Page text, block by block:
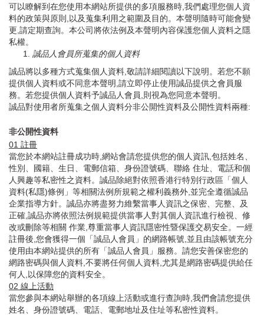
可以瞭解到在您使用本網站所提供的多項服務時,我們處理您個人資
料的政策與原則,以及蒐集利用之範圍及目的。本聲明隨時可能會變
更,請定期查詢。本公司將依法例及本聲明內容保護您個人資料之隱
私權。
誠品人會員所蒐集的個人資料
誠品將以多種方式蒐集個人資料,敬請詳細閱讀以下說明。若您不願
提供個人資料或不同意本聲明,請立即停止使用誠品提供之會員服
務。若您提供個人資料予誠品人會員,則視為您同意本聲明。
誠品對使用者所蒐集之個人資料分非公開性資料及公開性資料兩種:
非公開性資料
01 註冊
當您於本網站註冊成功時,網站會請您提供您的個人資訊,包括姓名、
性別、國籍、生日、電郵信箱、身份證號碼、聯絡 住址、電話和個
人興趣等私密性之資料。誠品除絕對依照香港行特別行政區「個人
資料(私隱)條例」等相關法例所規範之權利義務外,並完全遵循誠品
企業指導方針。誠品亦將盡努力維繫當事人資訊之保密、完整、及
正確,誠品亦將依照法例規範提供當事人對其個人資訊進行檢視、修
改或刪除等相關 作業,尊重當事人資訊隱密性暨保護交易安全。一經
註冊後,您會獲得一個「誠品人會員」的網路帳號,並且由該帳號充分
使用由本網站提供的所有「誠品人會員」服務。請您安善保密您的
網路密碼與個人資料,不要將任何個人資料,尤其是網路密碼提供給任
何人,以保障您的資料安全。
02 線上活動
當您參與本網站舉辦的各項線上活動或進行查詢時,我們會請您提供
姓名、身份證號碼、電話、電郵地址及住址等私密性資料。